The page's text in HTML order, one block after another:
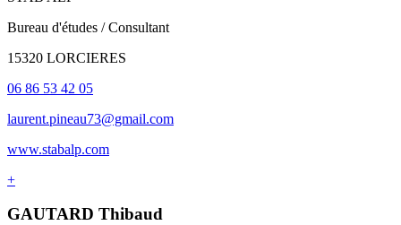
Bureau d'études / Consultant
15320 LORCIERES
06 86 53 42 05
laurent.pineau73@gmail.com
www.stabalp.com
+
GAUTARD Thibaud